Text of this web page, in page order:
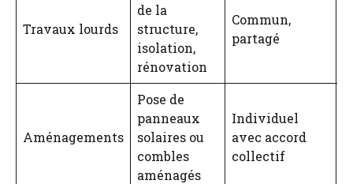
Travaux lourds
de la
structure,
isolation,
rénovation
Commun,
partagé
Aménagements
Pose de
panneaux
solaires ou
combles
aménagés
Individuel
avec accord
collectif